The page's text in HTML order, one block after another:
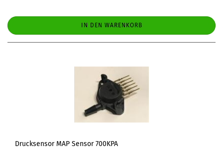
IN DEN WARENKORB
Drucksensor MAP Sensor 700KPA